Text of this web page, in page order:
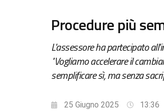
Procedure più
L'assessore ha partecipato
"Vogliamo accelerare il
semplificare sì, ma senza
25 Giugno 2025 13:36